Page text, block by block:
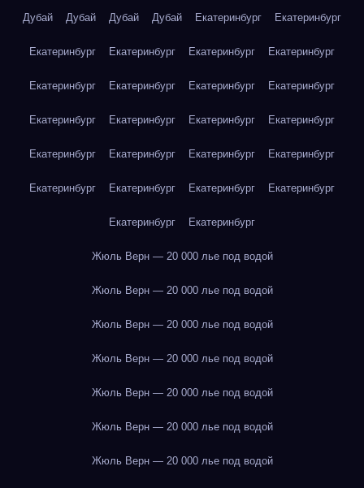
Дубай Дубай Дубай Дубай Екатеринбург Екатеринбург
Екатеринбург Екатеринбург Екатеринбург Екатеринбург
Екатеринбург Екатеринбург Екатеринбург Екатеринбург
Екатеринбург Екатеринбург Екатеринбург Екатеринбург
Екатеринбург Екатеринбург Екатеринбург Екатеринбург
Екатеринбург Екатеринбург Екатеринбург Екатеринбург
Екатеринбург Екатеринбург
Жюль Верн — 20 000 лье под водой
Жюль Верн — 20 000 лье под водой
Жюль Верн — 20 000 лье под водой
Жюль Верн — 20 000 лье под водой
Жюль Верн — 20 000 лье под водой
Жюль Верн — 20 000 лье под водой
Жюль Верн — 20 000 лье под водой